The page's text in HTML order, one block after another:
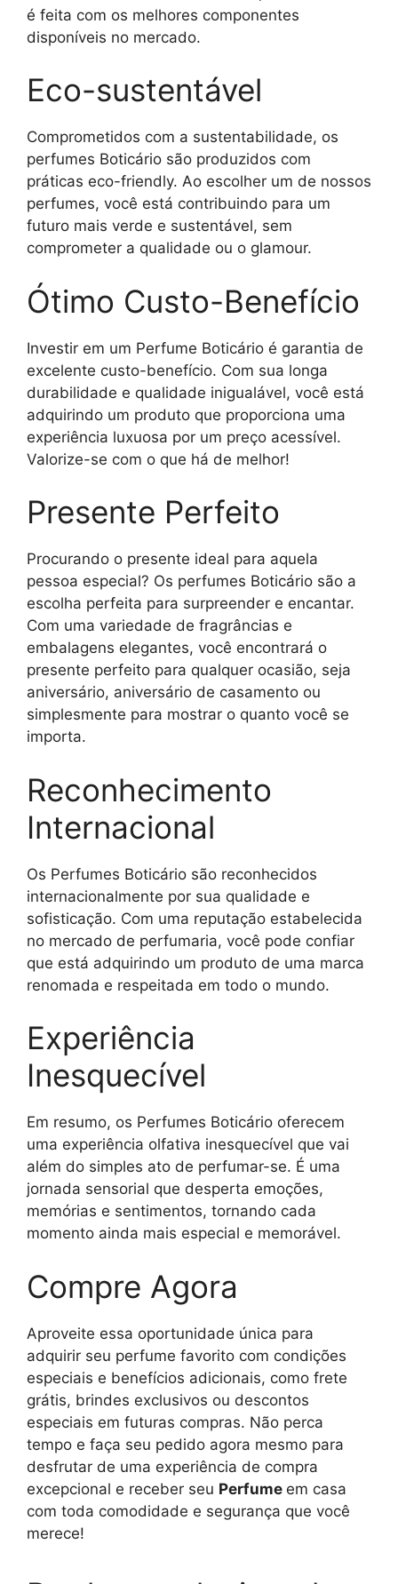
é feita com os melhores componentes
disponíveis no mercado.
Eco-sustentável
Comprometidos com a sustentabilidade, os
perfumes Boticário são produzidos com
práticas eco-friendly. Ao escolher um de nossos
perfumes, você está contribuindo para um
futuro mais verde e sustentável, sem
comprometer a qualidade ou o glamour.
Ótimo Custo-Benefício
Investir em um Perfume Boticário é garantia de
excelente custo-benefício. Com sua longa
durabilidade e qualidade inigualável, você está
adquirindo um produto que proporciona uma
experiência luxuosa por um preço acessível.
Valorize-se com o que há de melhor!
Presente Perfeito
Procurando o presente ideal para aquela
pessoa especial? Os perfumes Boticário são a
escolha perfeita para surpreender e encantar.
Com uma variedade de fragrâncias e
embalagens elegantes, você encontrará o
presente perfeito para qualquer ocasião, seja
aniversário, aniversário de casamento ou
simplesmente para mostrar o quanto você se
importa.
Reconhecimento
Internacional
Os Perfumes Boticário são reconhecidos
internacionalmente por sua qualidade e
sofisticação. Com uma reputação estabelecida
no mercado de perfumaria, você pode confiar
que está adquirindo um produto de uma marca
renomada e respeitada em todo o mundo.
Experiência
Inesquecível
Em resumo, os Perfumes Boticário oferecem
uma experiência olfativa inesquecível que vai
além do simples ato de perfumar-se. É uma
jornada sensorial que desperta emoções,
memórias e sentimentos, tornando cada
momento ainda mais especial e memorável.
Compre Agora
Aproveite essa oportunidade única para
adquirir seu perfume favorito com condições
especiais e benefícios adicionais, como frete
grátis, brindes exclusivos ou descontos
especiais em futuras compras. Não perca
tempo e faça seu pedido agora mesmo para
desfrutar de uma experiência de compra
excepcional e receber seu Perfume em casa
com toda comodidade e segurança que você
merece!